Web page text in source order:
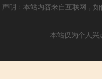
声明：本站内容来自互联网，
本站仅为个人兴